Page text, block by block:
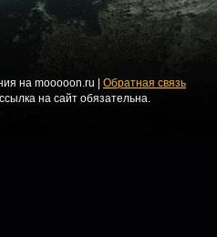
на mooooon.ru | Обратная связь
на сайт обязательна.